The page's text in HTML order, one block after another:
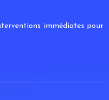
immédiates pour